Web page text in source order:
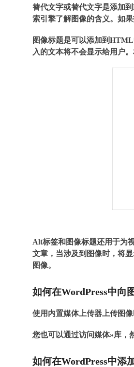
替代文字或替代文字是添加
索引擎了解图像的含义。如
图像标题是可以添加到
入的文本将不会显示给用户
Alt标签和图像标题还用于为
文章，当涉及到图像时，将
图像。
如何在WordPress中向
使用内置媒体上传器上传图
您也可以通过访问媒体»库 ，
如何在WordPress中添